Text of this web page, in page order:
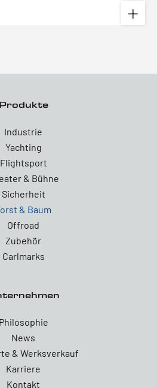
Produkte
Industrie
Yachting
Flightsport
& Bühne
Sicherheit
& Baum
Offroad
Zubehör
Carlmarks
Philosophie
News
& Werksverkauf
Karriere
Kontakt